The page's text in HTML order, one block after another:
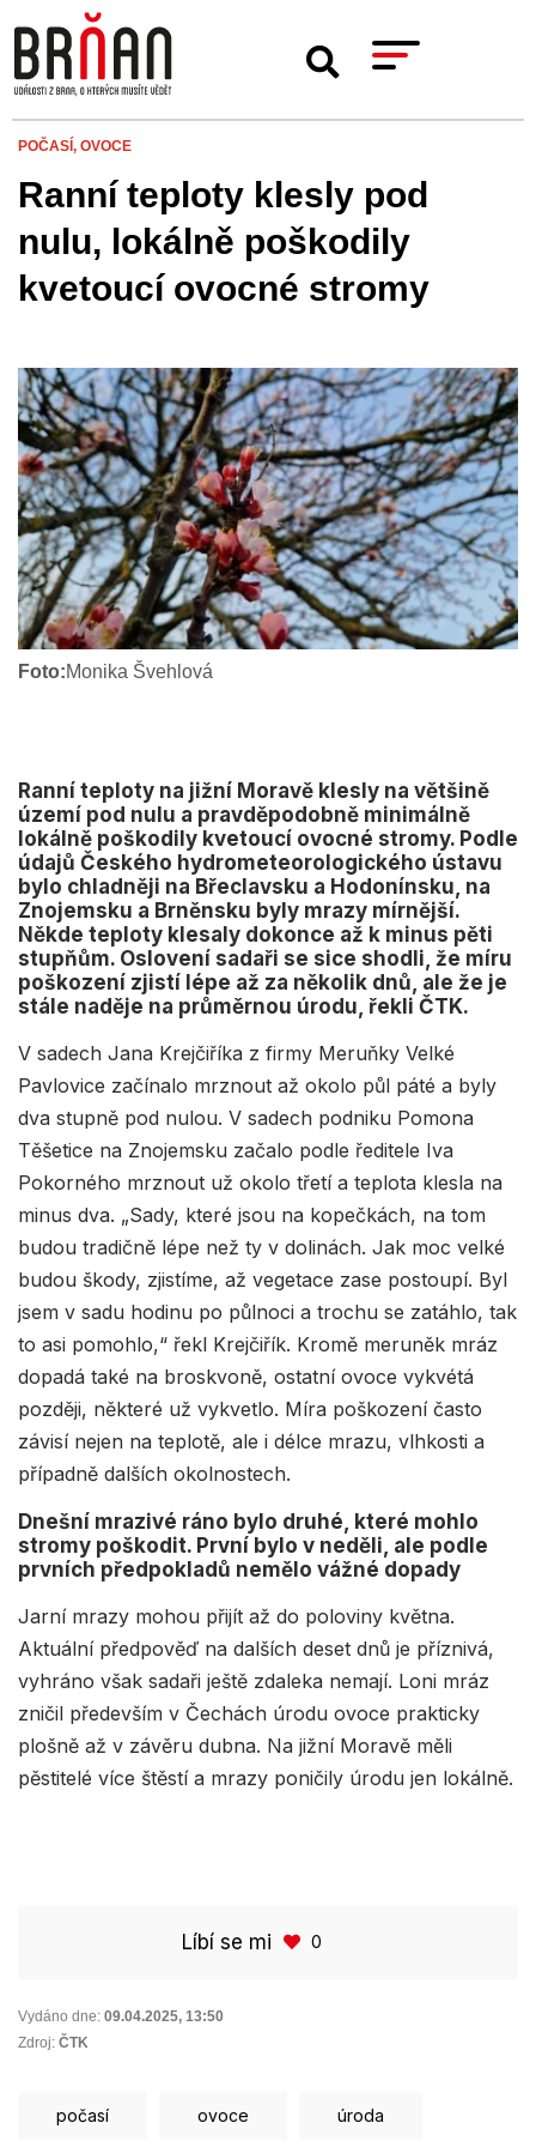
POČASÍ, OVOCE
Ranní teploty klesly pod
nulu, lokálně poškodily
kvetoucí ovocné stromy
Foto:Monika Švehlová
Ranní teploty na jižní Moravě klesly na většině
území pod nulu a pravděpodobně minimálně
lokálně poškodily kvetoucí ovocné stromy. Podle
údajů Českého hydrometeorologického ústavu
bylo chladněji na Břeclavsku a Hodonínsku, na
Znojemsku a Brněnsku byly mrazy mírnější.
Někde teploty klesaly dokonce až k minus pěti
stupňům. Oslovení sadaři se sice shodli, že míru
poškození zjistí lépe až za několik dnů, ale že je
stále naděje na průměrnou úrodu, řekli ČTK.
V sadech Jana Krejčiříka z firmy Meruňky Velké
Pavlovice začínalo mrznout až okolo půl páté a byly
dva stupně pod nulou. V sadech podniku Pomona
Těšetice na Znojemsku začalo podle ředitele Iva
Pokorného mrznout už okolo třetí a teplota klesla na
minus dva. „Sady, které jsou na kopečkách, na tom
budou tradičně lépe než ty v dolinách. Jak moc velké
budou škody, zjistíme, až vegetace zase postoupí. Byl
jsem v sadu hodinu po půlnoci a trochu se zatáhlo, tak
to asi pomohlo,“ řekl Krejčiřík. Kromě meruněk mráz
dopadá také na broskvoně, ostatní ovoce vykvétá
později, některé už vykvetlo. Míra poškození často
závisí nejen na teplotě, ale i délce mrazu, vlhkosti a
případně dalších okolnostech.
Dnešní mrazivé ráno bylo druhé, které mohlo
stromy poškodit. První bylo v neděli, ale podle
prvních předpokladů nemělo vážné dopady
Jarní mrazy mohou přijít až do poloviny května.
Aktuální předpověď na dalších deset dnů je příznivá,
vyhráno však sadaři ještě zdaleka nemají. Loni mráz
zničil především v Čechách úrodu ovoce prakticky
plošně až v závěru dubna. Na jižní Moravě měli
pěstitelé více štěstí a mrazy poničily úrodu jen lokálně.
Líbí se mi 0
Vydáno dne: 09.04.2025, 13:50
Zdroj: ČTK
počasí ovoce úroda